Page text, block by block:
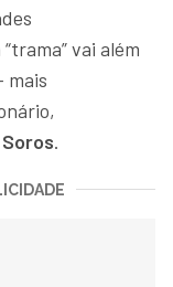
vai além
mais
.